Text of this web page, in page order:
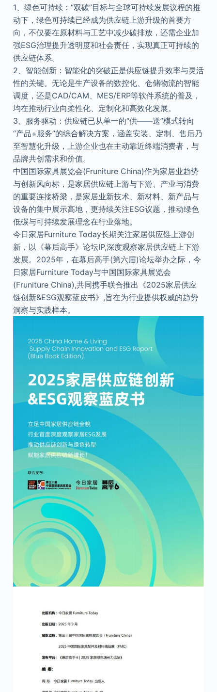
1、绿色可持续：“双碳”目标与全球可持续发展议程的推
动下，绿色可持续已经成为供应链上游升级的首要方
向，不仅要在原材料与工艺中减少碳排放，还需企业加
强ESG治理提升透明度和社会责任，实现真正可持续的
供应链体系。
2、智能创新：智能化的突破正是供应链提升效率与灵活
性的关键。无论是生产设备的数控化、仓储物流的智能
调度，还是CAD/CAM、MES/ERP等软件系统的普及，
均在推动行业向柔性化、定制化和高效化发展。
3、服务驱动：供应链已从单一的“供——送”模式转向
“产品+服务”的综合解决方案，涵盖安装、定制、售后乃
至智慧化升级，上游企业也在主动靠近终端消费者，与
品牌共创需求和价值。
中国国际家具展览会(Fruniture China)作为家居业趋势
与创新风向标，是家居供应链上游与下游、产业与消费
的重要连接桥梁，是家居业新技术、新材料、新产品与
设备的集中展示高地，更持续关注ESG议题，推动绿色
低碳与可持续发展理念在行业落地。
今日家居Furniture Today长期关注家居供应链上游创
新，以《幕后高手》论坛IP,深度观察家居供应链上下游
发展。2025年，在幕后高手(第六届)论坛举办之际，今
日家居Furniture Today与中国国际家具展览会
(Fruniture China),共同携手联合推出《2025家居供应
链创新&ESG观察蓝皮书》,旨在为行业提供权威的趋势
洞察与实践样本。